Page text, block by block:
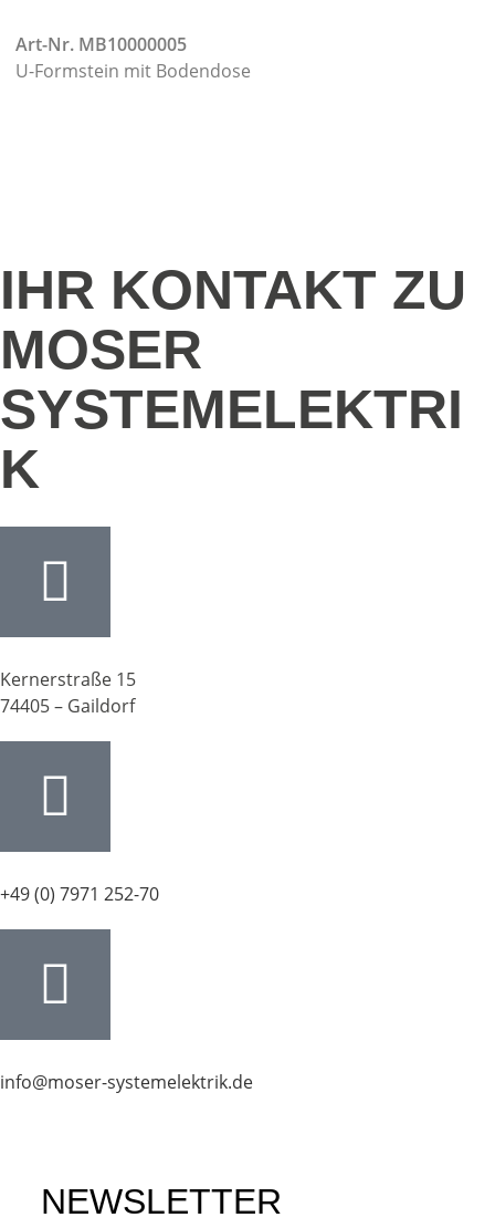
Art-Nr. MB10000005
U-Formstein mit Bodendose
IHR KONTAKT ZU
MOSER
SYSTEMELEKTRI
K
Kernerstraße 15
74405 – Gaildorf
+49 (0) 7971 252-70
info@moser-systemelektrik.de
NEWSLETTER